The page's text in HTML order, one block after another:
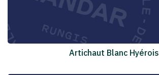
Artichaut Blanc Hyérois